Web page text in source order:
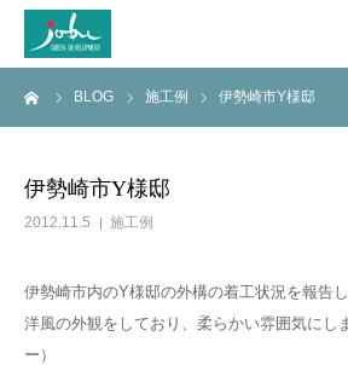
BLOG 施工例 伊勢崎市Y様邸
伊勢崎市Y様邸
2012.11.5 施工例
伊勢崎市内のY様邸の外構の着工状況を報告し
洋風の外観をしており、柔らかい雰囲気にし
ー）
HOME